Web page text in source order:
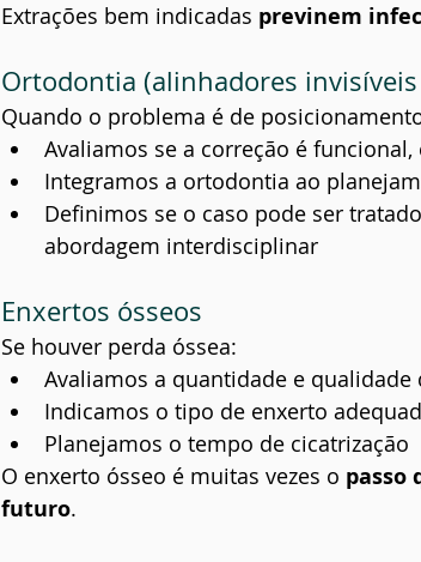
Extrações bem indicadas previnem
Ortodontia (alinhadores
Quando o problema é de
Avaliamos se a correção é
Integramos a ortodontia ao
Definimos se o caso pode ser
abordagem interdisciplinar
Enxertos ósseos
Se houver perda óssea:
Avaliamos a quantidade e qualidade
Indicamos o tipo de enxerto
Planejamos o tempo de cicatrização
O enxerto ósseo é muitas vezes o passo
futuro.